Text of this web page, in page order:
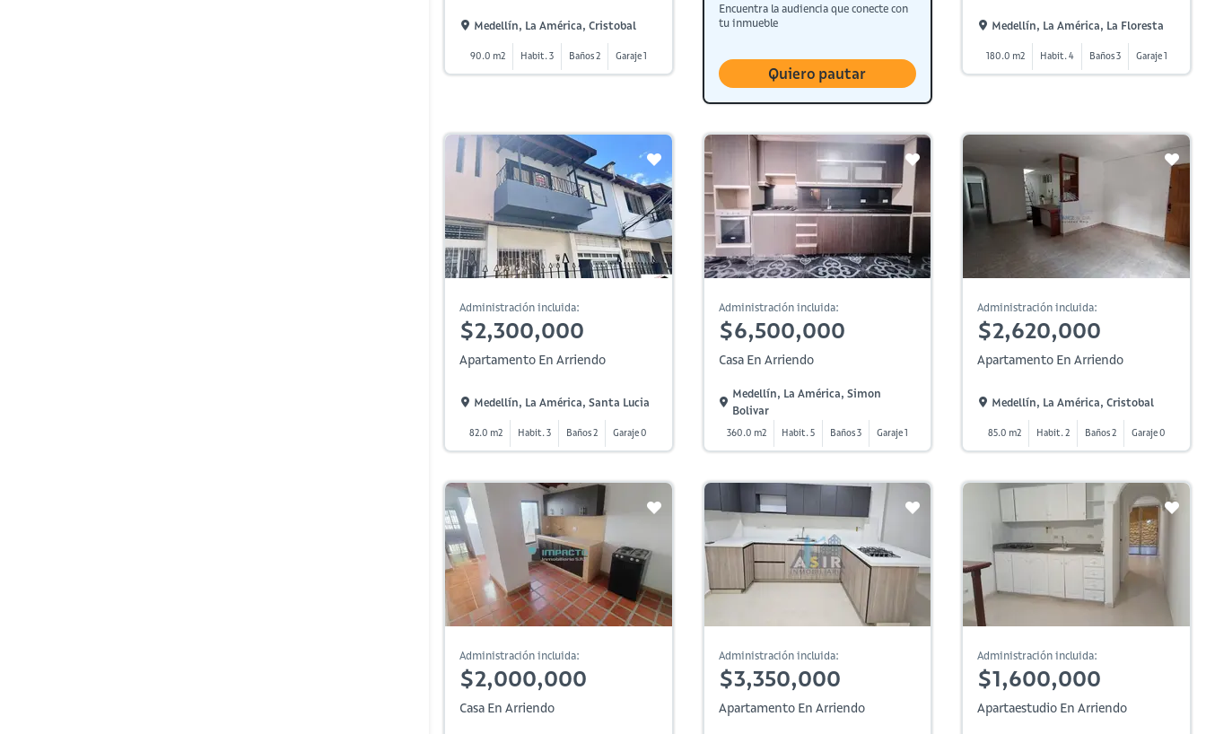
Medellín, La América, Cristobal
90.0 m2 Habit. 3 Baños 2 Garaje 1
Encuentra la audiencia que conecte con
tu inmueble
Quiero pautar
Medellín, La América, La Floresta
180.0 m2 Habit. 4 Baños 3 Garaje 1
Administración incluida:
$2,300,000
Apartamento En Arriendo
Medellín, La América, Santa Lucia
82.0 m2 Habit. 3 Baños 2 Garaje 0
Administración incluida:
$6,500,000
Casa En Arriendo
Medellín, La América, Simon
Bolivar
360.0 m2 Habit. 5 Baños 3 Garaje 1
Administración incluida:
$2,620,000
Apartamento En Arriendo
Medellín, La América, Cristobal
85.0 m2 Habit. 2 Baños 2 Garaje 0
Administración incluida:
$2,000,000
Casa En Arriendo
Administración incluida:
$3,350,000
Apartamento En Arriendo
Administración incluida:
$1,600,000
Apartaestudio En Arriendo